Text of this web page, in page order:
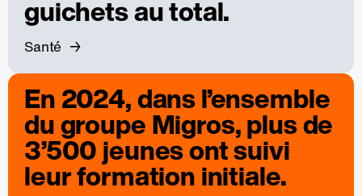
guichets au total.
Santé
En 2024, dans l’ensemble
du groupe Migros, plus de
3’500 jeunes ont suivi
leur formation initiale.